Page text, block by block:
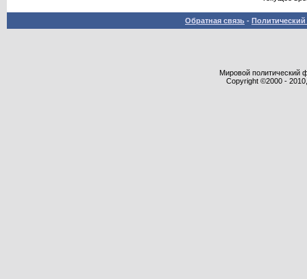
Обратная связь -
Мировой политический
Copyright ©2000 -